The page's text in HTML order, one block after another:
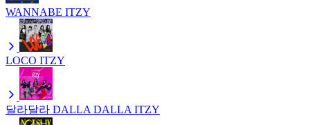
WANNABE ITZY
LOCO ITZY
달라달라 DALLA DALLA ITZY